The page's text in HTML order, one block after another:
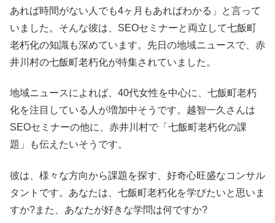
あれば時間がない人でも4ヶ月もあればわかる」と言って
いました。そんな彼は、SEOセミナーと両立して七飯町
老朽化の知識も深めています。先日の地域ニュースで、赤
井川村の七飯町老朽化が特集されていました。
地域ニュースによれば、40代女性を中心に、七飯町老朽
化を注目している人が増加中そうです。越智一久さんは
SEOセミナーの他に、赤井川村で「七飯町老朽化の課
題」も伝えたいそうです。
彼は、様々な方向から課題を探す、好奇心旺盛なコンサル
タントです。あなたは、七飯町老朽化を学びたいと思いま
すか?また、あなたが好きな学問は何ですか?